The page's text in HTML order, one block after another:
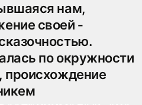
нам,
­своей
по окружности
происхождение